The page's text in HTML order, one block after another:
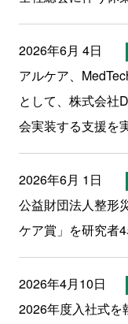
2026年6月 4日
アルケア、
として、株式会社
会実装する支援を
2026年6月 1日
公益財団法人整形
ケア賞」を研究者
2026年4月10日
2026年度入社式を